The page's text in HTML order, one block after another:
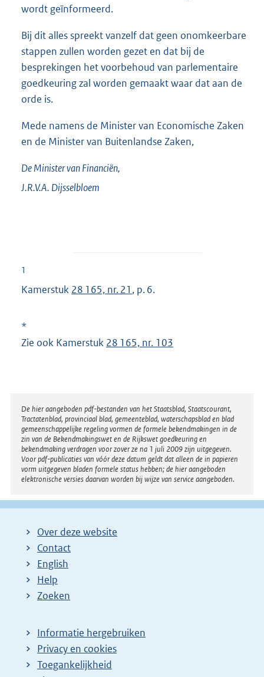
wordt geïnformeerd.
Bij dit alles spreekt vanzelf dat geen onomkeerbare
stappen zullen worden gezet en dat bij de
besprekingen het voorbehoud van parlementaire
goedkeuring zal worden gemaakt waar dat aan de
orde is.
Mede namens de Minister van Economische Zaken
en de Minister van Buitenlandse Zaken,
De Minister van Financiën,
J.R.V.A. Dijsselbloem
1
Kamerstuk 28 165, nr. 21 , p. 6.
*
Zie ook Kamerstuk 28 165, nr. 103
Disclaimer
De hier aangeboden pdf-bestanden van het Staatsblad, Staatscourant,
Tractatenblad, provinciaal blad, gemeenteblad, waterschapsblad en blad
gemeenschappelijke regeling vormen de formele bekendmakingen in de
zin van de Bekendmakingswet en de Rijkswet goedkeuring en
bekendmaking verdragen voor zover ze na 1 juli 2009 zijn uitgegeven.
Voor pdf-publicaties van vóór deze datum geldt dat alleen de in papieren
vorm uitgegeven bladen formele status hebben; de hier aangeboden
elektronische versies daarvan worden bij wijze van service aangeboden.
Over deze website
Contact
English
Help
Zoeken
Informatie hergebruiken
Privacy en cookies
Toegankelijkheid